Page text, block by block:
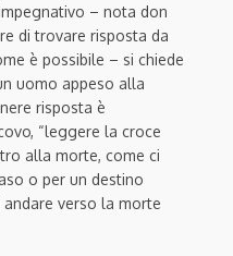
– nota don
di trovare risposta da
è possibile – si chiede
uomo appeso alla
risposta è
“leggere la croce
alla morte, come ci
o per un destino
verso la morte